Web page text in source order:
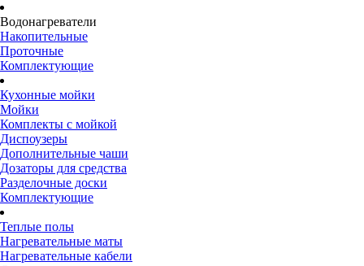
Водонагреватели
Накопительные
Проточные
Комплектующие
Кухонные мойки
Мойки
Комплекты с мойкой
Диспоузеры
Дополнительные чаши
Дозаторы для средства
Разделочные доски
Комплектующие
Теплые полы
Нагревательные маты
Нагревательные кабели